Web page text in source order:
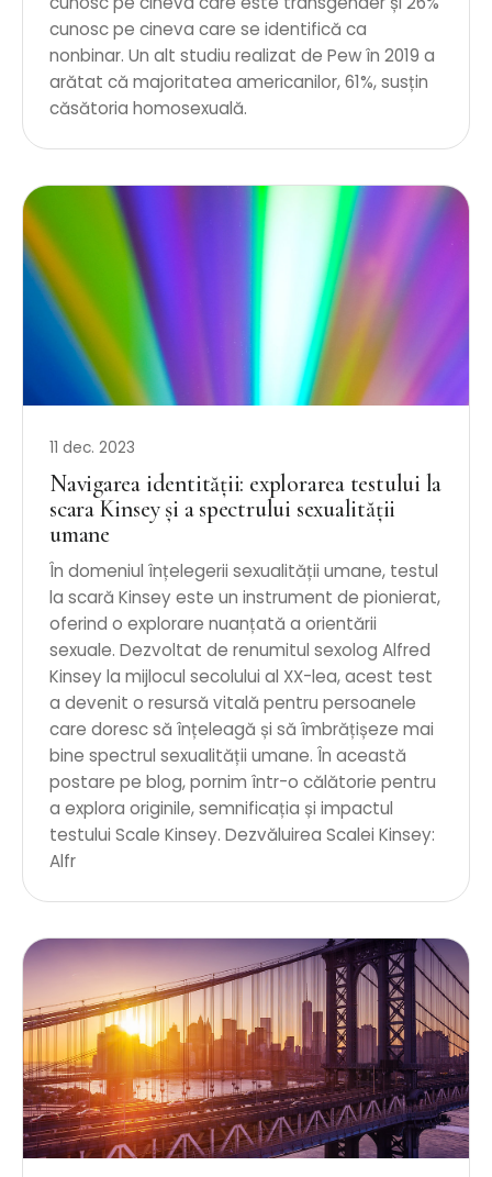
cunosc pe cineva care se identifică ca
nonbinar. Un alt studiu realizat de Pew în 2019 a
arătat că majoritatea americanilor, 61%, susțin
căsătoria homosexuală.
11 dec. 2023
Navigarea identității: explorarea testului la
scara Kinsey și a spectrului sexualității
umane
În domeniul înțelegerii sexualității umane, testul
la scară Kinsey este un instrument de pionierat,
oferind o explorare nuanțată a orientării
sexuale. Dezvoltat de renumitul sexolog Alfred
Kinsey la mijlocul secolului al XX-lea, acest test
a devenit o resursă vitală pentru persoanele
care doresc să înțeleagă și să îmbrățișeze mai
bine spectrul sexualității umane. În această
postare pe blog, pornim într-o călătorie pentru
a explora originile, semnificația și impactul
testului Scale Kinsey. Dezvăluirea Scalei Kinsey:
Alfr